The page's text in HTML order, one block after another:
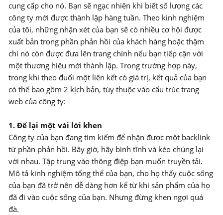
cung cấp cho nó. Bạn sẽ ngạc nhiên khi biết số lượng các
công ty mới được thành lập hàng tuần. Theo kinh nghiệm
của tôi, những nhận xét của bạn sẽ có nhiều cơ hội được
xuất bản trong phần phản hồi của khách hàng hoặc thậm
chí nó còn được đưa lên trang chính nếu bạn tiếp cận với
một thương hiệu mới thành lập. Trong trường hợp này,
trong khi theo đuổi một liên kết có giá trị, kết quả của bạn
có thể bao gồm 2 kịch bản, tùy thuộc vào cấu trúc trang
web của công ty:
1. Để lại một vài lời khen
Công ty của bạn đang tìm kiếm để nhận được một backlink
từ phần phản hồi. Bây giờ, hãy bình tĩnh và kéo chúng lại
với nhau. Tập trung vào thông điệp bạn muốn truyền tải.
Mô tả kinh nghiệm tổng thể của bạn, cho họ thấy cuộc sống
của bạn đã trở nên dễ dàng hơn kể từ khi sản phẩm của họ
đã đi vào cuộc sống của bạn. Nhưng đừng khen ngợi quá
đà.